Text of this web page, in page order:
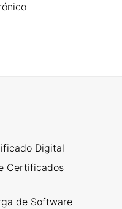
Digital
Certificados
de Software